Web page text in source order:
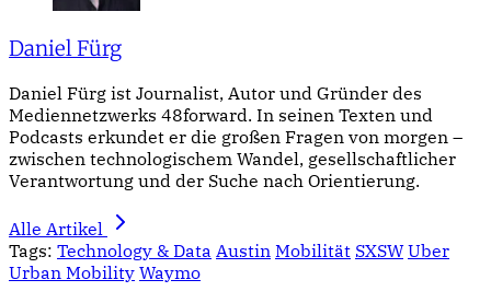
Daniel Fürg
Daniel Fürg ist Journalist, Autor und Gründer des
Mediennetzwerks 48forward. In seinen Texten und
Podcasts erkundet er die großen Fragen von morgen –
zwischen technologischem Wandel, gesellschaftlicher
Verantwortung und der Suche nach Orientierung.
Alle Artikel
Tags: Technology & Data Austin Mobilität SXSW Uber
Urban Mobility Waymo